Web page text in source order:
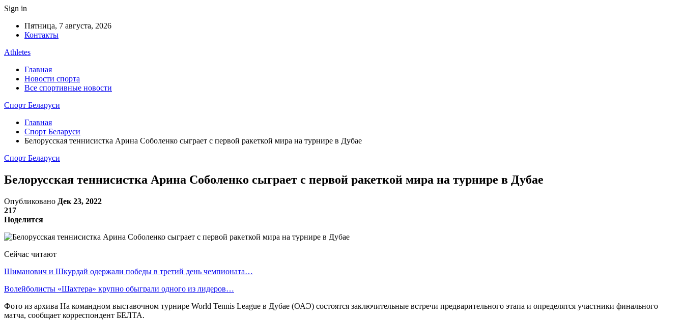
Sign in
Пятница, 7 августа, 2026
Контакты
Athletes
Главная
Новости спорта
Все спортивные новости
Спорт Беларуси
Главная
Спорт Беларуси
Белорусская теннисистка Арина Соболенко сыграет с первой ракеткой мира на турнире в Дубае
Спорт Беларуси
Белорусская теннисистка Арина Соболенко сыграет с первой ракеткой мира на турнире в Дубае
Опубликовано Дек 23, 2022
217
Поделится
Сейчас читают
Шиманович и Шкурдай одержали победы в третий день чемпионата…
Волейболисты «Шахтера» крупно обыграли одного из лидеров…
Фото из архива На командном выставочном турнире World Tennis League в Дубае (ОАЭ) состоятся заключительные встречи предварительного этапа и определятся участники финального
матча, сообщает корреспондент БЕЛТА.